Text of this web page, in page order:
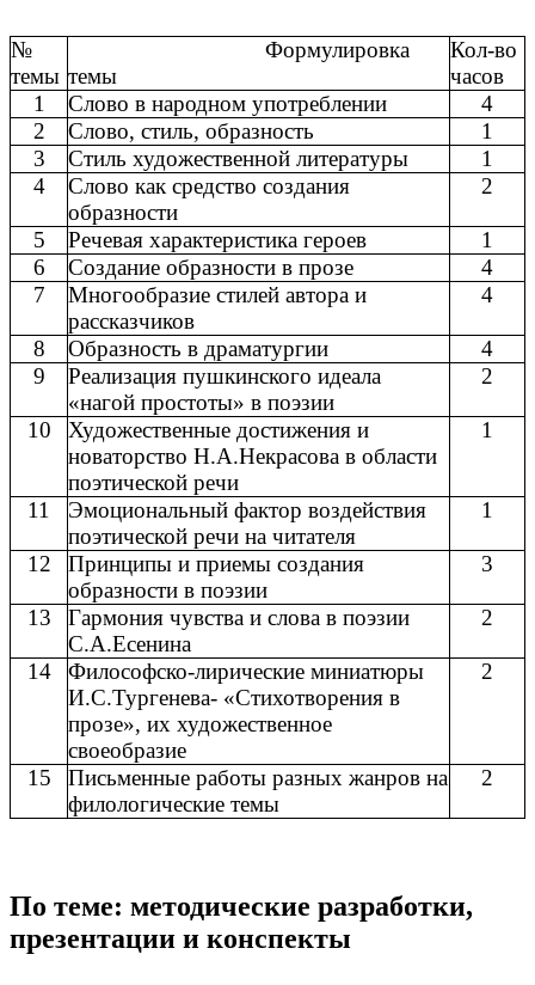
№
темы
Формулировка
темы
Кол-во
часов
1
Слово в народном употреблении
4
2
Слово, стиль, образность
1
3
Стиль художественной литературы
1
4
Слово как средство создания
образности
2
5 Речевая характеристика героев
1
6
Создание образности в прозе
4
7
Многообразие стилей автора и
рассказчиков
4
8 Образность в драматургии
4
9
Реализация пушкинского идеала
«нагой простоты» в поэзии
2
10
Художественные достижения и
новаторство Н.А.Некрасова в области
поэтической речи
1
11
Эмоциональный фактор воздействия
поэтической речи на читателя
1
12
Принципы и приемы создания
образности в поэзии
3
13
Гармония чувства и слова в поэзии
С.А.Есенина
2
14
Философско-лирические миниатюры
И.С.Тургенева- «Стихотворения в
прозе», их художественное
своеобразие
2
15
Письменные работы разных жанров на
филологические темы
2
По теме: методические разработки,
презентации и конспекты